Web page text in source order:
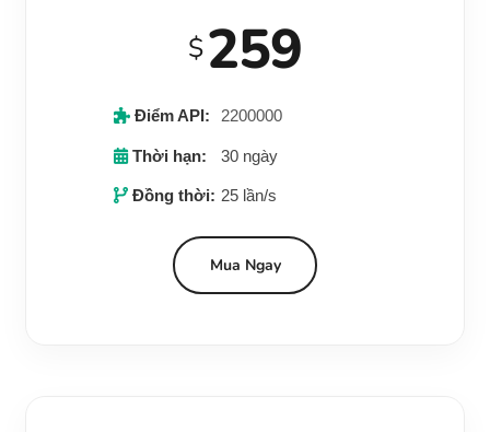
$259
Điểm API: 2200000
Thời hạn: 30 ngày
Đồng thời: 25 lần/s
Mua Ngay